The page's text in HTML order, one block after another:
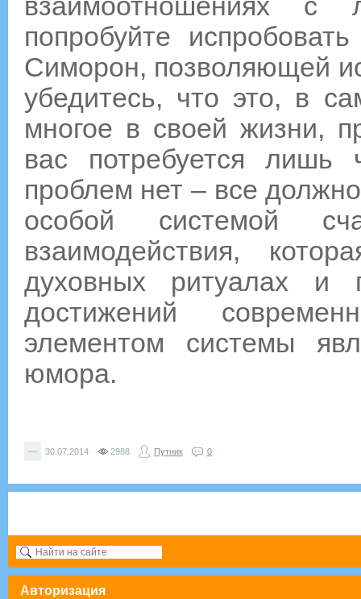
попробуйте
Симорон, позволяющей
убедитесь, что это, в
многое в своей жизни,
вас потребуется
проблем нет – все
особой системой
взаимодействия,
духовных ритуалах и
достижений
элементом системы
юмора.
— 30.07.2014 2988 Путник 0
Авторизация